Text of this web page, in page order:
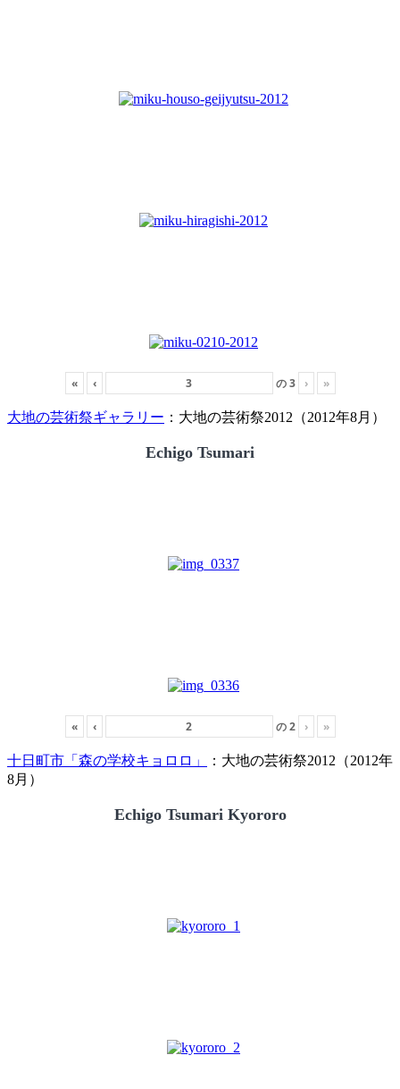
« ‹ の3 › »
大地の芸術祭ギャラリー ：大地の芸術祭2012（2012年8月）
Echigo Tsumari
« ‹ の2 › »
十日町市「森の学校キョロロ」
：大地の芸術祭2012（2012年
8月）
Echigo Tsumari Kyororo